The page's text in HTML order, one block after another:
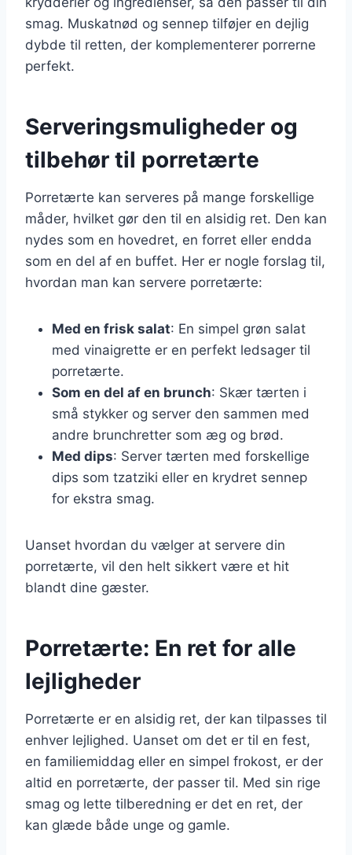
smag. Muskatnød og sennep tilføjer en dejlig
dybde til retten, der komplementerer porrerne
perfekt.
Serveringsmuligheder og
tilbehør til porretærte
Porretærte kan serveres på mange forskellige
måder, hvilket gør den til en alsidig ret. Den kan
nydes som en hovedret, en forret eller endda
som en del af en buffet. Her er nogle forslag til,
hvordan man kan servere porretærte:
Med en frisk salat: En simpel grøn salat
med vinaigrette er en perfekt ledsager til
porretærte.
Som en del af en brunch: Skær tærten i
små stykker og server den sammen med
andre brunchretter som æg og brød.
Med dips: Server tærten med forskellige
dips som tzatziki eller en krydret sennep
for ekstra smag.
Uanset hvordan du vælger at servere din
porretærte, vil den helt sikkert være et hit
blandt dine gæster.
Porretærte: En ret for alle
lejligheder
Porretærte er en alsidig ret, der kan tilpasses til
enhver lejlighed. Uanset om det er til en fest,
en familiemiddag eller en simpel frokost, er der
altid en porretærte, der passer til. Med sin rige
smag og lette tilberedning er det en ret, der
kan glæde både unge og gamle.